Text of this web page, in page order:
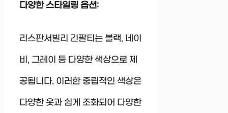
다양한 스타일링 옵션:
리스판서빌리 긴팔티는 블랙, 네이
비, 그레이 등 다양한 색상으로 제
공됩니다. 이러한 중립적인 색상은
다양한 옷과 쉽게 조화되어 다양한